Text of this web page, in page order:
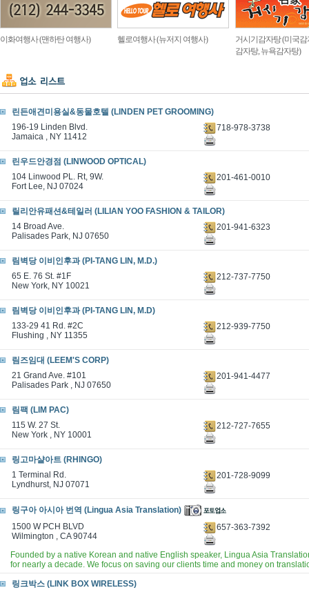
이화여행사 (맨하탄 여행사) 헬로여행사 (뉴저지 여행사)
거시기감자탕 (미국감
감자탕, 뉴욕감자탕)
린든애견미용실&동물호텔 (LINDEN PET GROOMING)
196-19 Linden Blvd.
Jamaica , NY 11412
718-978-3738
린우드안경점 (LINWOOD OPTICAL)
104 Linwood PL. Rt, 9W.
Fort Lee, NJ 07024
201-461-0010
릴리안유패션&테일러 (LILIAN YOO FASHION & TAILOR)
14 Broad Ave.
Palisades Park, NJ 07650
201-941-6323
림벽당 이비인후과 (PI-TANG LIN, M.D.)
65 E. 76 St. #1F
New York, NY 10021
212-737-7750
림벽당 이비인후과 (PI-TANG LIN, M.D)
133-29 41 Rd. #2C
Flushing , NY 11355
212-939-7750
림즈임대 (LEEM'S CORP)
21 Grand Ave. #101
Palisades Park , NJ 07650
201-941-4477
림팩 (LIM PAC)
115 W. 27 St.
New York , NY 10001
212-727-7655
링고마샬아트 (RHINGO)
1 Terminal Rd.
Lyndhurst, NJ 07071
201-728-9099
링구아 아시아 번역 (Lingua Asia Translation)
1500 W PCH BLVD
Wilmington , CA 90744
657-363-7392
Founded by a native Korean and native English speaker, Lingua Asia
for nearly a decade. We focus on saving our clients time and money on
링크박스 (LINK BOX WIRELESS)